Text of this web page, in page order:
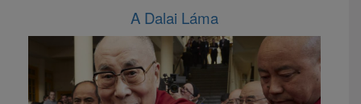
A Dalai Láma